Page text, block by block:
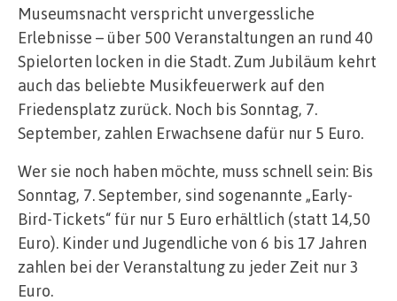
Museumsnacht verspricht unvergessliche
Erlebnisse – über 500 Veranstaltungen an rund 40
Spielorten locken in die Stadt. Zum Jubiläum kehrt
auch das beliebte Musikfeuerwerk auf den
Friedensplatz zurück. Noch bis Sonntag, 7.
September, zahlen Erwachsene dafür nur 5 Euro.
Wer sie noch haben möchte, muss schnell sein: Bis
Sonntag, 7. September, sind sogenannte „Early-
Bird-Tickets“ für nur 5 Euro erhältlich (statt 14,50
Euro). Kinder und Jugendliche von 6 bis 17 Jahren
zahlen bei der Veranstaltung zu jeder Zeit nur 3
Euro.